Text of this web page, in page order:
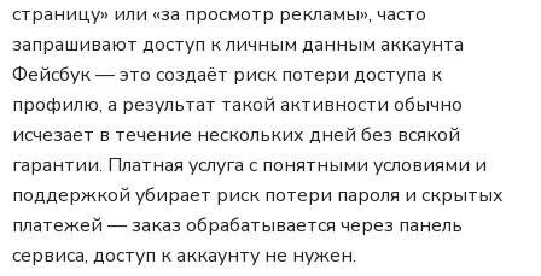
страницу» или «за просмотр рекламы», часто
запрашивают доступ к личным данным аккаунта
Фейсбук — это создаёт риск потери доступа к
профилю, а результат такой активности обычно
исчезает в течение нескольких дней без всякой
гарантии. Платная услуга с понятными условиями и
поддержкой убирает риск потери пароля и скрытых
платежей — заказ обрабатывается через панель
сервиса, доступ к аккаунту не нужен.